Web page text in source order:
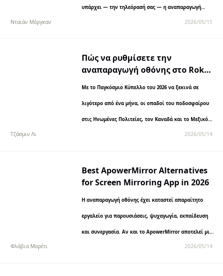
υπάρχει — την τηλεόρασή σας — η αναπαραγωγή
Νταϊάν Μόργκαν 2026/05/15
Πώς να ρυθμίσετε την
αναπαραγωγή οθόνης στο Roku
πριν από την έναρξη του 26ου
Παγκοσμίου Κυπέλλου
Με το Παγκόσμιο Κύπελλο του 2026 να ξεκινά σε
λιγότερο από ένα μήνα, οι οπαδοί του ποδοσφαίρου
στις Ηνωμένες Πολιτείες, τον Καναδά και το Μεξικό
Τζάσμιν Λι 2026/05/14
Best ApowerMirror Alternatives
for Screen Mirroring App in 2026
Η αναπαραγωγή οθόνης έχει καταστεί απαραίτητο
εργαλείο για παρουσιάσεις, ψυχαγωγία, εκπαίδευση
και συνεργασία. Αν και το ApowerMirror αποτελεί μια
δημοφιλή επιλογή, πολλοί χρήστες αναζητούν
Φλάβια Μορέτι 2026/05/14